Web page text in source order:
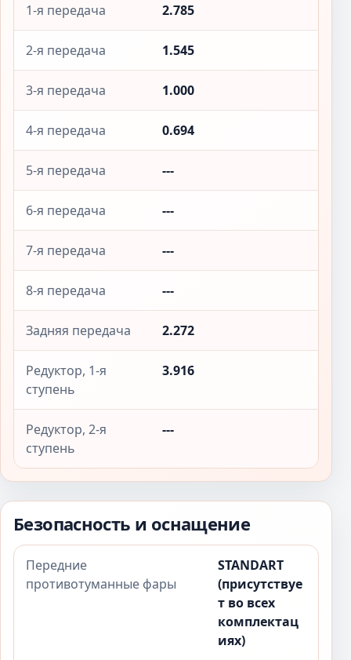
1-я передача 2.785
2-я передача 1.545
3-я передача 1.000
4-я передача 0.694
5-я передача ---
6-я передача ---
7-я передача ---
8-я передача ---
Задняя передача 2.272
Редуктор, 1-я
ступень
3.916
Редуктор, 2-я
ступень
---
Безопасность и оснащение
Передние
противотуманные фары
STANDART
(присутствуе
т во всех
комплектац
иях)